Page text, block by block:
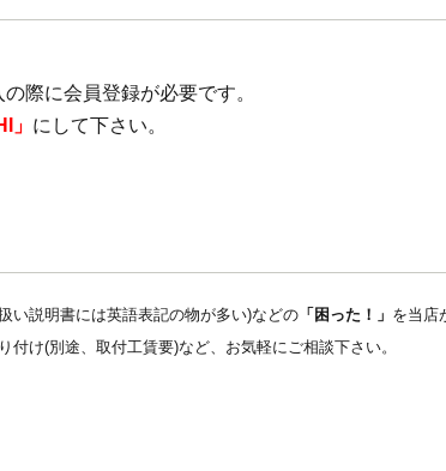
際に会員登録が必要です。
」 にして下さい。
い説明書には英語表記の物が多い)などの 「困った！」 を当店
け(別途、取付工賃要)など、お気軽にご相談下さい。